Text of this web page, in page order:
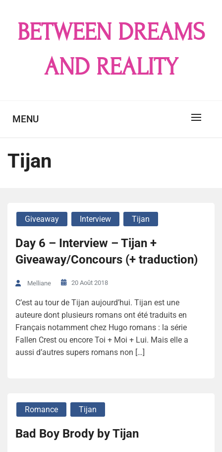
contentBETWEEN DREAMS
AND REALITY
MENU
Tijan
Giveaway Interview Tijan
Day 6 – Interview – Tijan +
Giveaway/Concours (+ traduction)
Melliane 20 Août 2018
C’est au tour de Tijan aujourd’hui. Tijan est une
auteure dont plusieurs romans ont été traduits en
Français notamment chez Hugo romans : la série
Fallen Crest ou encore Toi + Moi + Lui. Mais elle a
aussi d’autres supers romans non […]
Romance Tijan
Bad Boy Brody by Tijan